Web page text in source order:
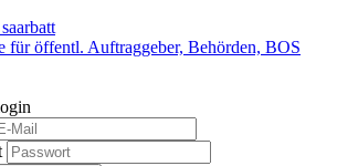
für öffentl. Auftraggeber, Behörden, BOS